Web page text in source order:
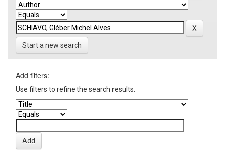
Start a new search
Add filters:
Use filters to refine the search results.